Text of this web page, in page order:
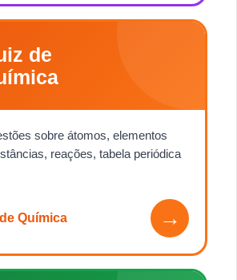
de
sobre átomos, elementos
reações, tabela periódica
Química →